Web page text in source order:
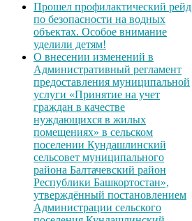
Прошел профилактический рейд
по безопасности на водных
объектах. Особое внимание
уделили детям!
О внесении изменений в
Административный регламент
предоставления муниципальной
услуги «Принятие на учет
граждан в качестве
нуждающихся в жилых
помещениях» в сельском
поселении Кундашлинский
сельсовет муниципального
района Балтачевский район
Республики Башкортостан»,
утверждённый постановлением
Администрации сельского